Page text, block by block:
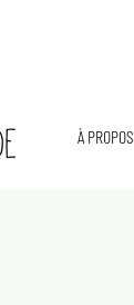
À PROPOS